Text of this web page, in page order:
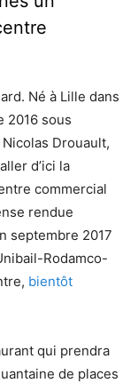
Né à Lille dans
2016 sous
Drouault,
d’ici la
commercial
rendue
septembre 2017
Rodamco-
bientôt
qui prendra
de places